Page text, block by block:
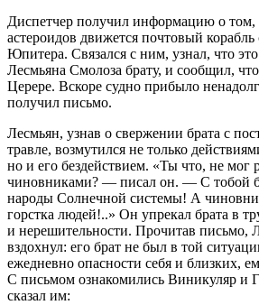
Диспетчер получил информацию о том,
астероидов движется почтовый
Юпитера. Связался с ним, узнал, что
Лесмьяна Смолоза брату, и сообщил,
Церере. Вскоре судно прибыло
получил письмо.
Лесмьян, узнав о свержении брата с
травле, возмутился не только
но и его бездействием. «Ты что, не мог
чиновниками? — писал он. — С тобой
народы Солнечной системы! А
горстка людей!..» Он упрекал брата в
и нерешительности. Прочитав письмо,
вздохнул: его брат не был в той
ежедневно опасности себя и близких,
С письмом ознакомились Виникуляр и
сказал им: